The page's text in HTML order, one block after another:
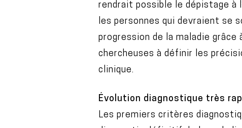
rendrait possible le dépistage à
les personnes qui devraient se
progression de la maladie
chercheuses à définir les
clinique.
Évolution diagnostique très
Les premiers critères